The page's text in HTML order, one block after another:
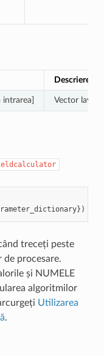
Descriere
intrarea] Vector layer
})
treceți peste
procesare.
și NUMELE
algoritmilor
Utilizarea
.